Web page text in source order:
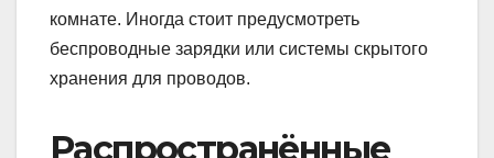
комнате. Иногда стоит предусмотреть
беспроводные зарядки или системы скрытого
хранения для проводов.
Распространённые